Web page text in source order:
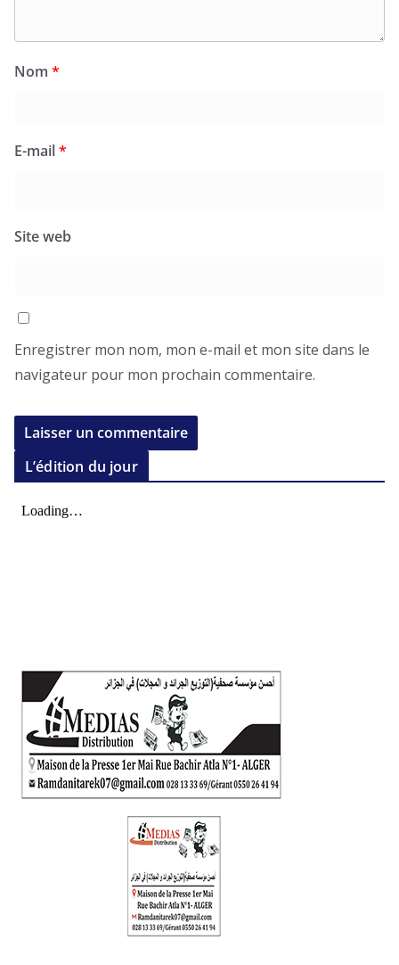
Nom *
E-mail*
Site web
Enregistrer mon nom, mon e-mail et mon site dans le
navigateur pour mon prochain commentaire.
L’édition du jour